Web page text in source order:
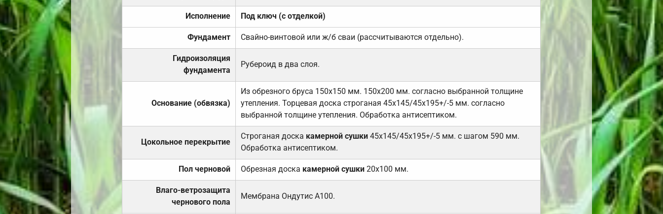
Исполнение Под ключ (с отделкой)
Фундамент Свайно-винтовой или ж/б сваи (рассчитываются отдельно).
Гидроизоляция
фундамента
Рубероид в два слоя.
Основание (обвязка)
Из обрезного бруса 150х150 мм. 150х200 мм. согласно выбранной толщине
утепления. Торцевая доска строганая 45х145/45х195+/-5 мм. согласно
выбранной толщине утепления. Обработка антисептиком.
Цокольное перекрытие
Строганая доска камерной сушки 45х145/45х195+/-5 мм. с шагом 590 мм.
Обработка антисептиком.
Пол черновой Обрезная доска камерной сушки20х100 мм.
Влаго-ветрозащита
чернового пола
Мембрана Ондутис А100.